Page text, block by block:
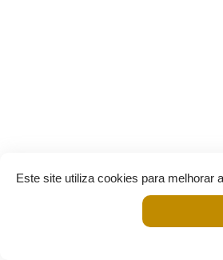
Este site utiliza cookies para melhorar